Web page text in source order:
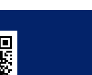
专家合作